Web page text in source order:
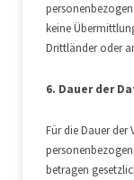
keine
Drittländer oder
6. Dauer der
Für die Dauer der
betragen